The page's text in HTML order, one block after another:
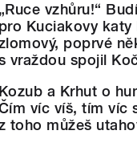
„Ruce vzhůru!“
pro Kuciakovy katy
poprvé
vraždou spojil
Kozub a Krhut o
víc víš, tím víc
toho můžeš